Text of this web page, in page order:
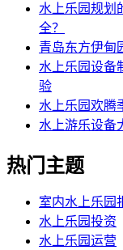
水上乐园规划
全？
青岛东方伊甸
水上乐园设备
验
水上乐园欢腾
水上游乐设备
热门主题
室内水上乐园
水上乐园投资
水上乐园运营